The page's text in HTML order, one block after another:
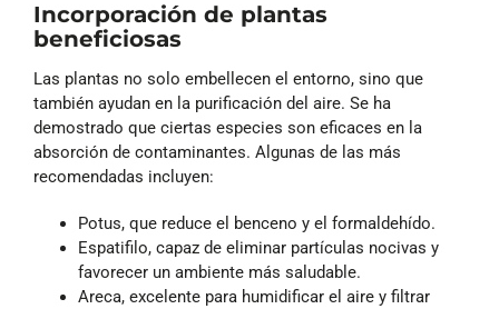
Incorporación de plantas
beneficiosas
Las plantas no solo embellecen el entorno, sino que
también ayudan en la purificación del aire. Se ha
demostrado que ciertas especies son eficaces en la
absorción de contaminantes. Algunas de las más
recomendadas incluyen:
Potus, que reduce el benceno y el formaldehído.
Espatifilo, capaz de eliminar partículas nocivas y
favorecer un ambiente más saludable.
Areca, excelente para humidificar el aire y filtrar